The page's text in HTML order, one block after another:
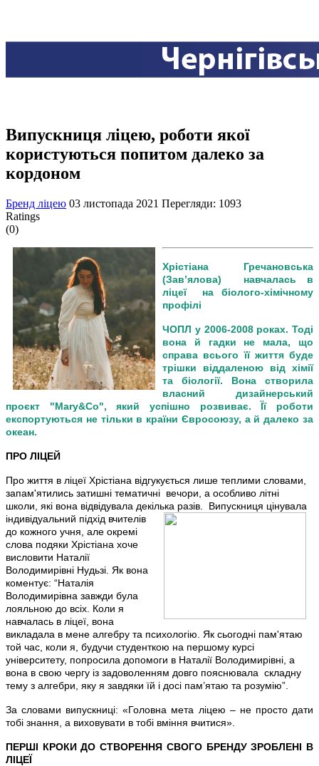
Випускниця ліцею, роботи якої
користуються попитом далеко за
кордоном
Бренд ліцею 03 листопада 2021 Перегляди: 1093
Ratings
(0)
Хрістіана Гречановська
(Зав’ялова) навчалась в
ліцеї на біолого-хімічному
профілі
ЧОПЛ у 2006-2008 роках. Тоді
вона й гадки не мала, що
справа всього її життя буде
трішки віддаленою від хімії
та біології. Вона створила
власний дизайнерський
проєкт "Mary&Co", який успішно розвиває. Її роботи
експортуються не тільки в країни Євросоюзу, а й далеко за
океан.
ПРО ЛІЦЕЙ
Про життя в ліцеї Хрістіана відгукується лише теплими словами,
запам'ятились затишні тематичні вечори, а особливо літні
школи, які вона відвідувала декілька разів. Випускниця цінувала
індивідуальний підхід вчителів
до кожного учня, але окремі
слова подяки Хрістіана хоче
висловити Наталії
Володимирівні Нудьзі. Як вона
коментує: “Наталія
Володимирівна завжди була
лояльною до всіх . Коли я
навчалась в ліцеї вона
викладала в мене алгебру та психологію. Як сьогодні пам'ятаю
той час, коли я, будучи студенткою на першому курсі
університету, попросила допомоги в Наталії Володимирівні, а
вона в свою чергу із задоволенням довго пояснювала складну
тему з алгебри, яку я завдяки їй і досі пам’ятаю та розумію”.
За словами випускниці:«Головна мета ліцею –не просто дати
тобі знання, а виховувати в тобі вміння вчитися»
ПЕРШІ КРОКИ ДО СТВОРЕННЯ СВОГО БРЕНДУ ЗРОБЛЕНІ В
ЛІЦЕЇ